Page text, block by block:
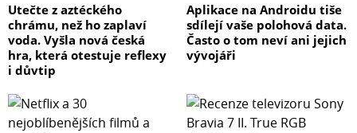
Utečte z aztéckého
chrámu, než ho zaplaví
voda. Vyšla nová česká
hra, která otestuje reflexy
i důvtip
Aplikace na Androidu tiše
sdílejí vaše polohová data.
Často o tom neví ani jejich
vývojáři